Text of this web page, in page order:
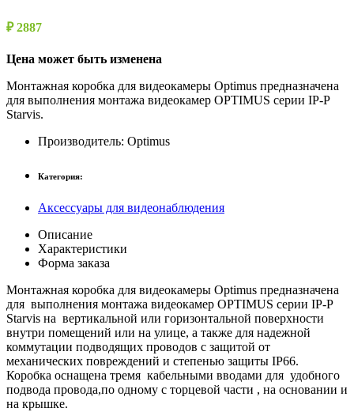
₽ 2887
Цена может быть изменена
Монтажная коробка для видеокамеры Optimus предназначена
для выполнения монтажа видеокамер OPTIMUS серии IP-P
Starvis.
Производитель: Optimus
Категория:
Аксессуары для видеонаблюдения
Описание
Характеристики
Форма заказа
Монтажная коробка для видеокамеры Optimus предназначена
для выполнения монтажа видеокамер OPTIMUS серии IP-P
Starvis на вертикальной или горизонтальной поверхности
внутри помещений или на улице, а также для надежной
коммутации подводящих проводов с защитой от
механических повреждений и степенью защиты IP66.
Коробка оснащена тремя кабельными вводами для удобного
подвода провода,по одному с торцевой части , на основании и
на крышке.